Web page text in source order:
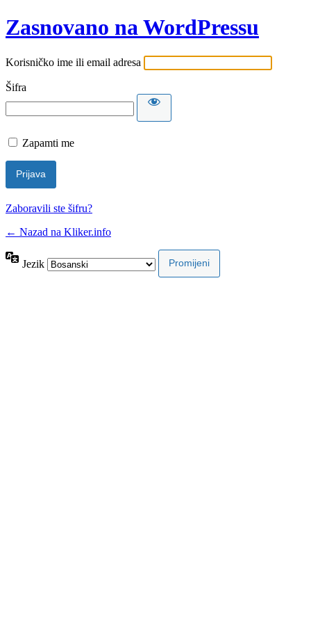
Zasnovano na WordPressu
Korisničko ime ili email adresa
Šifra
Zapamti me
Zaboravili ste šifru?
← Nazad na Kliker.info
Jezik